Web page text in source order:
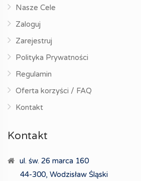
Nasze Cele
Zaloguj
Zarejestruj
Polityka Prywatności
Regulamin
Oferta korzyści / FAQ
Kontakt
Kontakt
ul. św. 26 marca 160
44-300, Wodzisław Śląski